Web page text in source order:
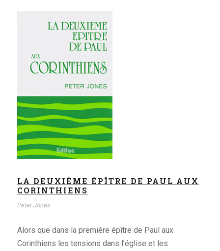
LA DEUXIÈME ÉPÎTRE DE PAUL
AUX CORINTHIENS
Peter Jones
LA DEUXIÈME ÉPÎTRE DE PAUL AUX
CORINTHIENS
Peter Jones
Alors que dans la première épître de Paul aux
Corinthiens les tensions dans l’église et les